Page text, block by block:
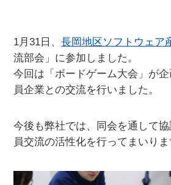
1月31日、長岡地区ソフトウェア
流部会」に参加しました。
今回は「ボードゲーム大会」が
員企業との交流を行いました。
今後も弊社では、同会を通して
員交流の活性化を行ってまいりま